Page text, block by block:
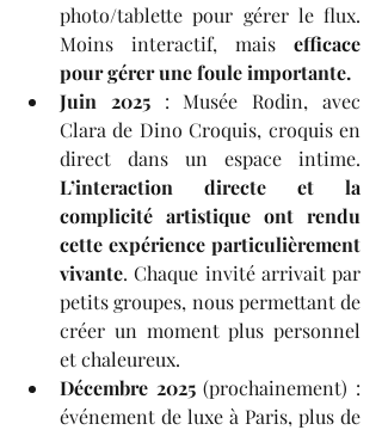
photo/tablette pour gérer le flux.
Moins interactif, mais efficace
pour gérer une foule importante.
Juin 2025 : Musée Rodin, avec
Clara de Dino Croquis, croquis en
L’interaction directe et la
complicité artistique ont rendu
cette expérience particulièrement
vivante. Chaque invité arrivait par
petits groupes, nous permettant de
créer un moment plus personnel
et chaleureux.
Décembre 2025 (prochainement) :
événement de luxe à Paris, plus de